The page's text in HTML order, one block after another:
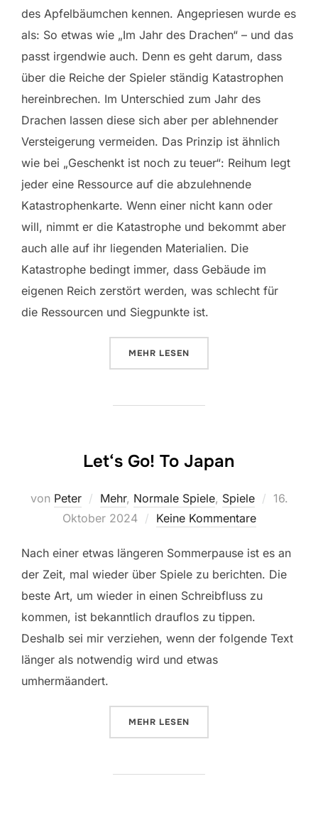
des Apfelbäumchen kennen. Angepriesen wurde es
als: So etwas wie „Im Jahr des Drachen“ – und das
passt irgendwie auch. Denn es geht darum, dass
über die Reiche der Spieler ständig Katastrophen
hereinbrechen. Im Unterschied zum Jahr des
Drachen lassen diese sich aber per ablehnender
Versteigerung vermeiden. Das Prinzip ist ähnlich
wie bei „Geschenkt ist noch zu teuer“: Reihum legt
jeder eine Ressource auf die abzulehnende
Katastrophenkarte. Wenn einer nicht kann oder
will, nimmt er die Katastrophe und bekommt aber
auch alle auf ihr liegenden Materialien. Die
Katastrophe bedingt immer, dass Gebäude im
eigenen Reich zerstört werden, was schlecht für
die Ressourcen und Siegpunkte ist.
MEHR ÜBER „EMPIRE‘S END“
LESEN
Let‘s Go! To Japan
von Peter Mehr, Normale Spiele, Spiele
16.
Oktober 2024
Keine Kommentare
Nach einer etwas längeren Sommerpause ist es an
der Zeit, mal wieder über Spiele zu berichten. Die
beste Art, um wieder in einen Schreibfluss zu
kommen, ist bekanntlich drauflos zu tippen.
Deshalb sei mir verziehen, wenn der folgende Text
länger als notwendig wird und etwas
umhermäandert.
MEHR ÜBER „LET‘S GO! TO JAPAN“
LESEN